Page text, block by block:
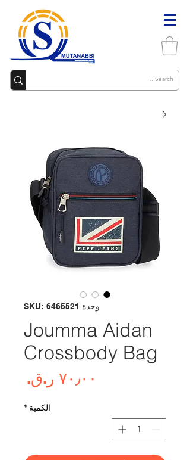
وحدة SKU: 6465521
Joumma Aidan
Crossbody Bag
الكمية *